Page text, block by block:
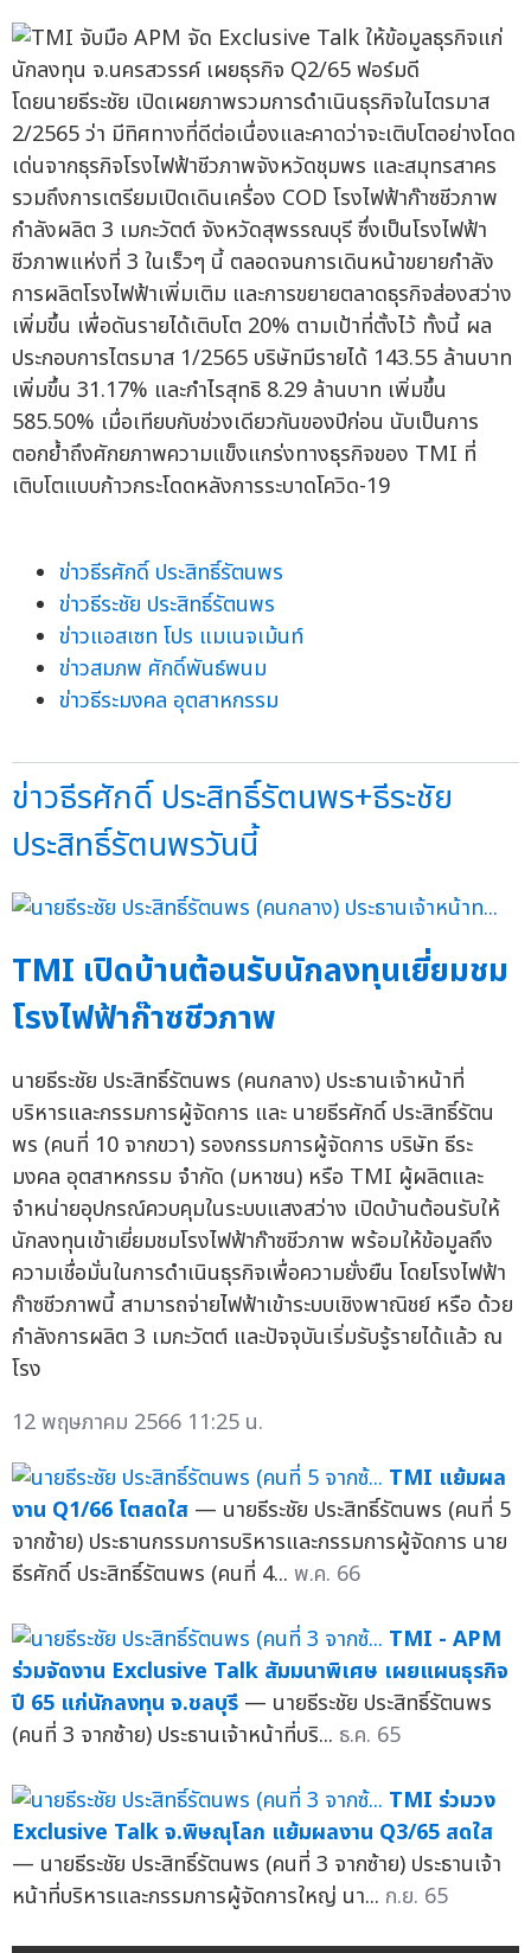
โดยนายธีระชัย เปิดเผยภาพรวมการดำเนินธุรกิจในไตรมาส
2/2565 ว่า มีทิศทางที่ดีต่อเนื่องและคาดว่าจะเติบโตอย่างโดด
เด่นจากธุรกิจโรงไฟฟ้าชีวภาพจังหวัดชุมพร และสมุทรสาคร
รวมถึงการเตรียมเปิดเดินเครื่อง COD โรงไฟฟ้าก๊าซชีวภาพ
กำลังผลิต 3 เมกะวัตต์ จังหวัดสุพรรณบุรี ซึ่งเป็นโรงไฟฟ้า
ชีวภาพแห่งที่ 3 ในเร็วๆ นี้ ตลอดจนการเดินหน้าขยายกำลัง
การผลิตโรงไฟฟ้าเพิ่มเติม และการขยายตลาดธุรกิจส่องสว่าง
เพิ่มขึ้น เพื่อดันรายได้เติบโต 20% ตามเป้าที่ตั้งไว้ ทั้งนี้ ผล
ประกอบการไตรมาส 1/2565 บริษัทมีรายได้ 143.55 ล้านบาท
เพิ่มขึ้น 31.17% และกำไรสุทธิ 8.29 ล้านบาท เพิ่มขึ้น
585.50% เมื่อเทียบกับช่วงเดียวกันของปีก่อน นับเป็นการ
ตอกย้ำถึงศักยภาพความแข็งแกร่งทางธุรกิจของ TMI ที่
เติบโตแบบก้าวกระโดดหลังการระบาดโควิด-19
ข่าวธีรศักดิ์ ประสิทธิ์รัตนพร
ข่าวธีระชัย ประสิทธิ์รัตนพร
ข่าวแอสเซท โปร แมเนจเม้นท์
ข่าวสมภพ ศักดิ์พันธ์พนม
ข่าวธีระมงคล อุตสาหกรรม
ข่าวธีรศักดิ์ ประสิทธิ์รัตนพร+ธีระชัย
ประสิทธิ์รัตนพรวันนี้
TMI เปิดบ้านต้อนรับนักลงทุนเยี่ยมชม
โรงไฟฟ้าก๊าซชีวภาพ
นายธีระชัย ประสิทธิ์รัตนพร (คนกลาง) ประธานเจ้าหน้าที่
บริหารและกรรมการผู้จัดการ และ นายธีรศักดิ์ ประสิทธิ์รัตน
พร (คนที่ 10 จากขวา) รองกรรมการผู้จัดการ บริษัท ธีระ
มงคล อุตสาหกรรม จำกัด (มหาชน) หรือ TMI ผู้ผลิตและ
จำหน่ายอุปกรณ์ควบคุมในระบบแสงสว่าง เปิดบ้านต้อนรับให้
นักลงทุนเข้าเยี่ยมชมโรงไฟฟ้าก๊าซชีวภาพ พร้อมให้ข้อมูลถึง
ความเชื่อมั่นในการดำเนินธุรกิจเพื่อความยั่งยืน โดยโรงไฟฟ้า
ก๊าซชีวภาพนี้ สามารถจ่ายไฟฟ้าเข้าระบบเชิงพาณิชย์ หรือ ด้วย
กำลังการผลิต 3 เมกะวัตต์ และปัจจุบันเริ่มรับรู้รายได้แล้ว ณ
โรง
12 พฤษภาคม 2566 11:25 น.
TMI แย้มผล
งาน Q1/66 โตสดใส — นายธีระชัย ประสิทธิ์รัตนพร (คนที่ 5
จากซ้าย) ประธานกรรมการบริหารและกรรมการผู้จัดการ นาย
ธีรศักดิ์ ประสิทธิ์รัตนพร (คนที่ 4... พ.ค. 66
TMI - APM
ร่วมจัดงาน Exclusive Talk สัมมนาพิเศษ เผยแผนธุรกิจ
ปี 65 แก่นักลงทุน จ.ชลบุรี — นายธีระชัย ประสิทธิ์รัตนพร
(คนที่ 3 จากซ้าย) ประธานเจ้าหน้าที่บริ... ธ.ค. 65
TMI ร่วมวง
Exclusive Talk จ.พิษณุโลก แย้มผลงาน Q3/65 สดใส
— นายธีระชัย ประสิทธิ์รัตนพร (คนที่ 3 จากซ้าย) ประธานเจ้า
หน้าที่บริหารและกรรมการผู้จัดการใหญ่ นา... ก.ย. 65